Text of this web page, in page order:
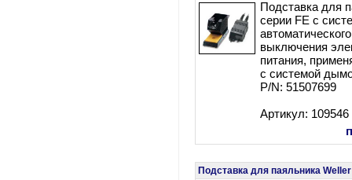
Подставка для
серии FE с
выключения
питания,
с системой
P/N: 51507699
Артикул: 109546
Подставка для паяльника